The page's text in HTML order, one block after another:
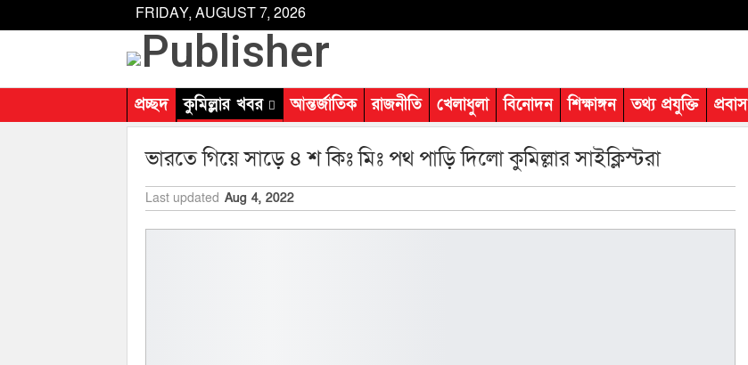
FRIDAY, AUGUST 7, 2026
প্রচ্ছদ কুমিল্লার খবর আন্তর্জাতিক রাজনীতি খেলাধুলা বিনোদন শিক্ষাঙ্গন তথ্য প্রযুক্তি প্রবাস
ভারতে গিয়ে সাড়ে ৪ শ কিঃ মিঃ পথ পাড়ি দিলো কুমিল্লার সাইক্লিস্টরা
Last updated Aug 4, 2022